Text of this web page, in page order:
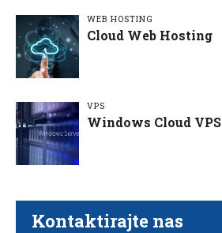
WEB HOSTING
Cloud Web Hosting
VPS
Windows Cloud VPS
Kontaktirajte nas